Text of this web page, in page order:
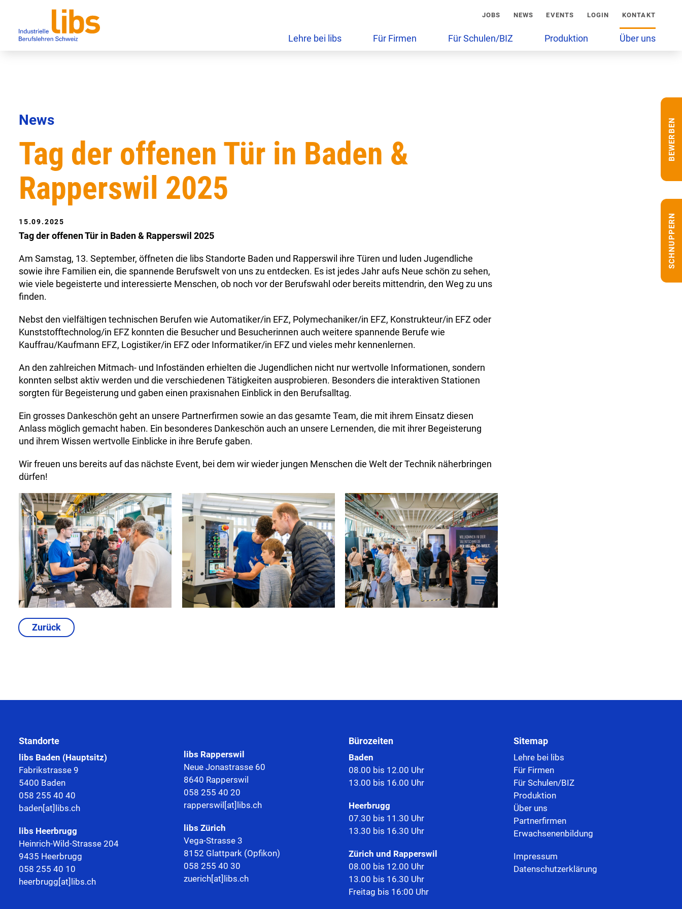
JOBS NEWS EVENTS LOGIN KONTAKT
Lehre bei libs Für Firmen Für Schulen/BIZ Produktion Über uns
News
Tag der offenen Tür in Baden &
Rapperswil 2025
15.09.2025
Tag der offenen Tür in Baden & Rapperswil 2025
Am Samstag, 13. September, öffneten die libs Standorte Baden und Rapperswil ihre Türen und luden Jugendliche
sowie ihre Familien ein, die spannende Berufswelt von uns zu entdecken. Es ist jedes Jahr aufs Neue schön zu sehen,
wie viele begeisterte und interessierte Menschen, ob noch vor der Berufswahl oder bereits mittendrin, den Weg zu uns
finden.
Nebst den vielfältigen technischen Berufen wie Automatiker/in EFZ, Polymechaniker/in EFZ, Konstrukteur/in EFZ oder
Kunststofftechnolog/in EFZ konnten die Besucher und Besucherinnen auch weitere spannende Berufe wie
Kauffrau/Kaufmann EFZ, Logistiker/in EFZ oder Informatiker/in EFZ und vieles mehr kennenlernen.
An den zahlreichen Mitmach- und Infoständen erhielten die Jugendlichen nicht nur wertvolle Informationen, sondern
konnten selbst aktiv werden und die verschiedenen Tätigkeiten ausprobieren. Besonders die interaktiven Stationen
sorgten für Begeisterung und gaben einen praxisnahen Einblick in den Berufsalltag.
Ein grosses Dankeschön geht an unsere Partnerfirmen sowie an das gesamte Team, die mit ihrem Einsatz diesen
Anlass möglich gemacht haben. Ein besonderes Dankeschön auch an unsere Lernenden, die mit ihrer Begeisterung
und ihrem Wissen wertvolle Einblicke in ihre Berufe gaben.
Wir freuen uns bereits auf das nächste Event, bei dem wir wieder jungen Menschen die Welt der Technik näherbringen
dürfen!
Zurück
BEWERBEN
SCHNUPPERN
Standorte
libs Baden (Hauptsitz)
Fabrikstrasse 9
5400 Baden
058 255 40 40
baden[at]libs.ch
libs Heerbrugg
Heinrich-Wild-Strasse 204
9435 Heerbrugg
058 255 40 10
heerbrugg[at]libs.ch
libs Rapperswil
Neue Jonastrasse 60
8640 Rapperswil
058 255 40 20
rapperswil[at]libs.ch
libs Zürich
Vega-Strasse 3
8152 Glattpark (Opfikon)
058 255 40 30
zuerich[at]libs.ch
Bürozeiten
Baden
08.00 bis 12.00 Uhr
13.00 bis 16.00 Uhr
Heerbrugg
07.30 bis 11.30 Uhr
13.30 bis 16.30 Uhr
Zürich und Rapperswil
08.00 bis 12.00 Uhr
13.00 bis 16.30 Uhr
Freitag bis 16:00 Uhr
Sitemap
Lehre bei libs
Für Firmen
Für Schulen/BIZ
Produktion
Über uns
Partnerfirmen
Erwachsenenbildung
Impressum
Datenschutzerklärung